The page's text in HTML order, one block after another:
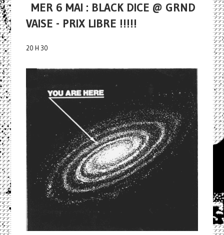
MER 6 MAI : BLACK DICE @ GRND
VAISE - PRIX LIBRE !!!!!
20 H 30